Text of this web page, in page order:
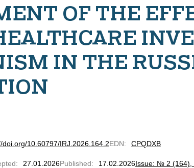
OF THE
IN THE
doi.org/10.60797/IRJ.2026.164.2EDN: CPQDXB
: 27.01.2026Published: 17.02.2026Issue: № 2 (164),